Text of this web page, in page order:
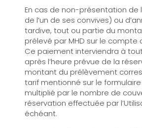
En cas de non-présentation de
de l’un de ses convives) ou
tardive, tout ou partie du
prélevé par MHD sur le compte
Ce paiement interviendra à
après l’heure prévue de la
montant du prélèvement
tarif mentionné sur le
multiplié par le nombre de
réservation effectuée par
échéant.